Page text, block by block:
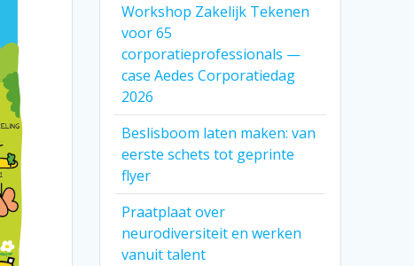
Workshop Zakelijk Tekenen
voor 65
corporatieprofessionals —
case Aedes Corporatiedag
2026
Beslisboom laten maken: van
eerste schets tot geprinte
flyer
Praatplaat over
neurodiversiteit en werken
vanuit talent